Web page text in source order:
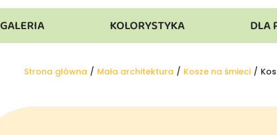
GALERIA KOLORYSTYKA DLA
Jesteś tutaj:
Strona główna Mała architektura Kosze na śmieci